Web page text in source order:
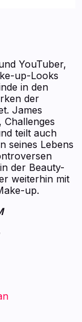
YouTuber,
up-Looks
in den
der
James
teilt auch
seines Lebens
der Beauty-
weiterhin mit
up.